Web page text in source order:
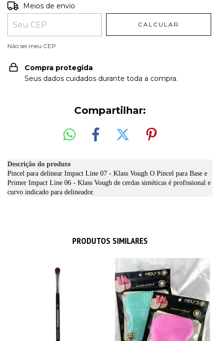
Entregas para o CEP:
Meios de envio
CALCULAR
Não sei meu CEP
Compra protegida
Seus dados cuidados durante toda a compra.
Compartilhar:
Descrição do produto
Pincel para delinear Impact Line 07 - Klass Vough O Pincel para Base e
Primer Impact Line 06 - Klass Vough de cerdas sintéticas é profissional e
curvo indicado para delineador.
PRODUTOS SIMILARES